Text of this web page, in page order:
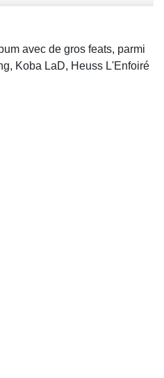
avec de gros feats, parmi
Koba LaD, Heuss L'Enfoiré